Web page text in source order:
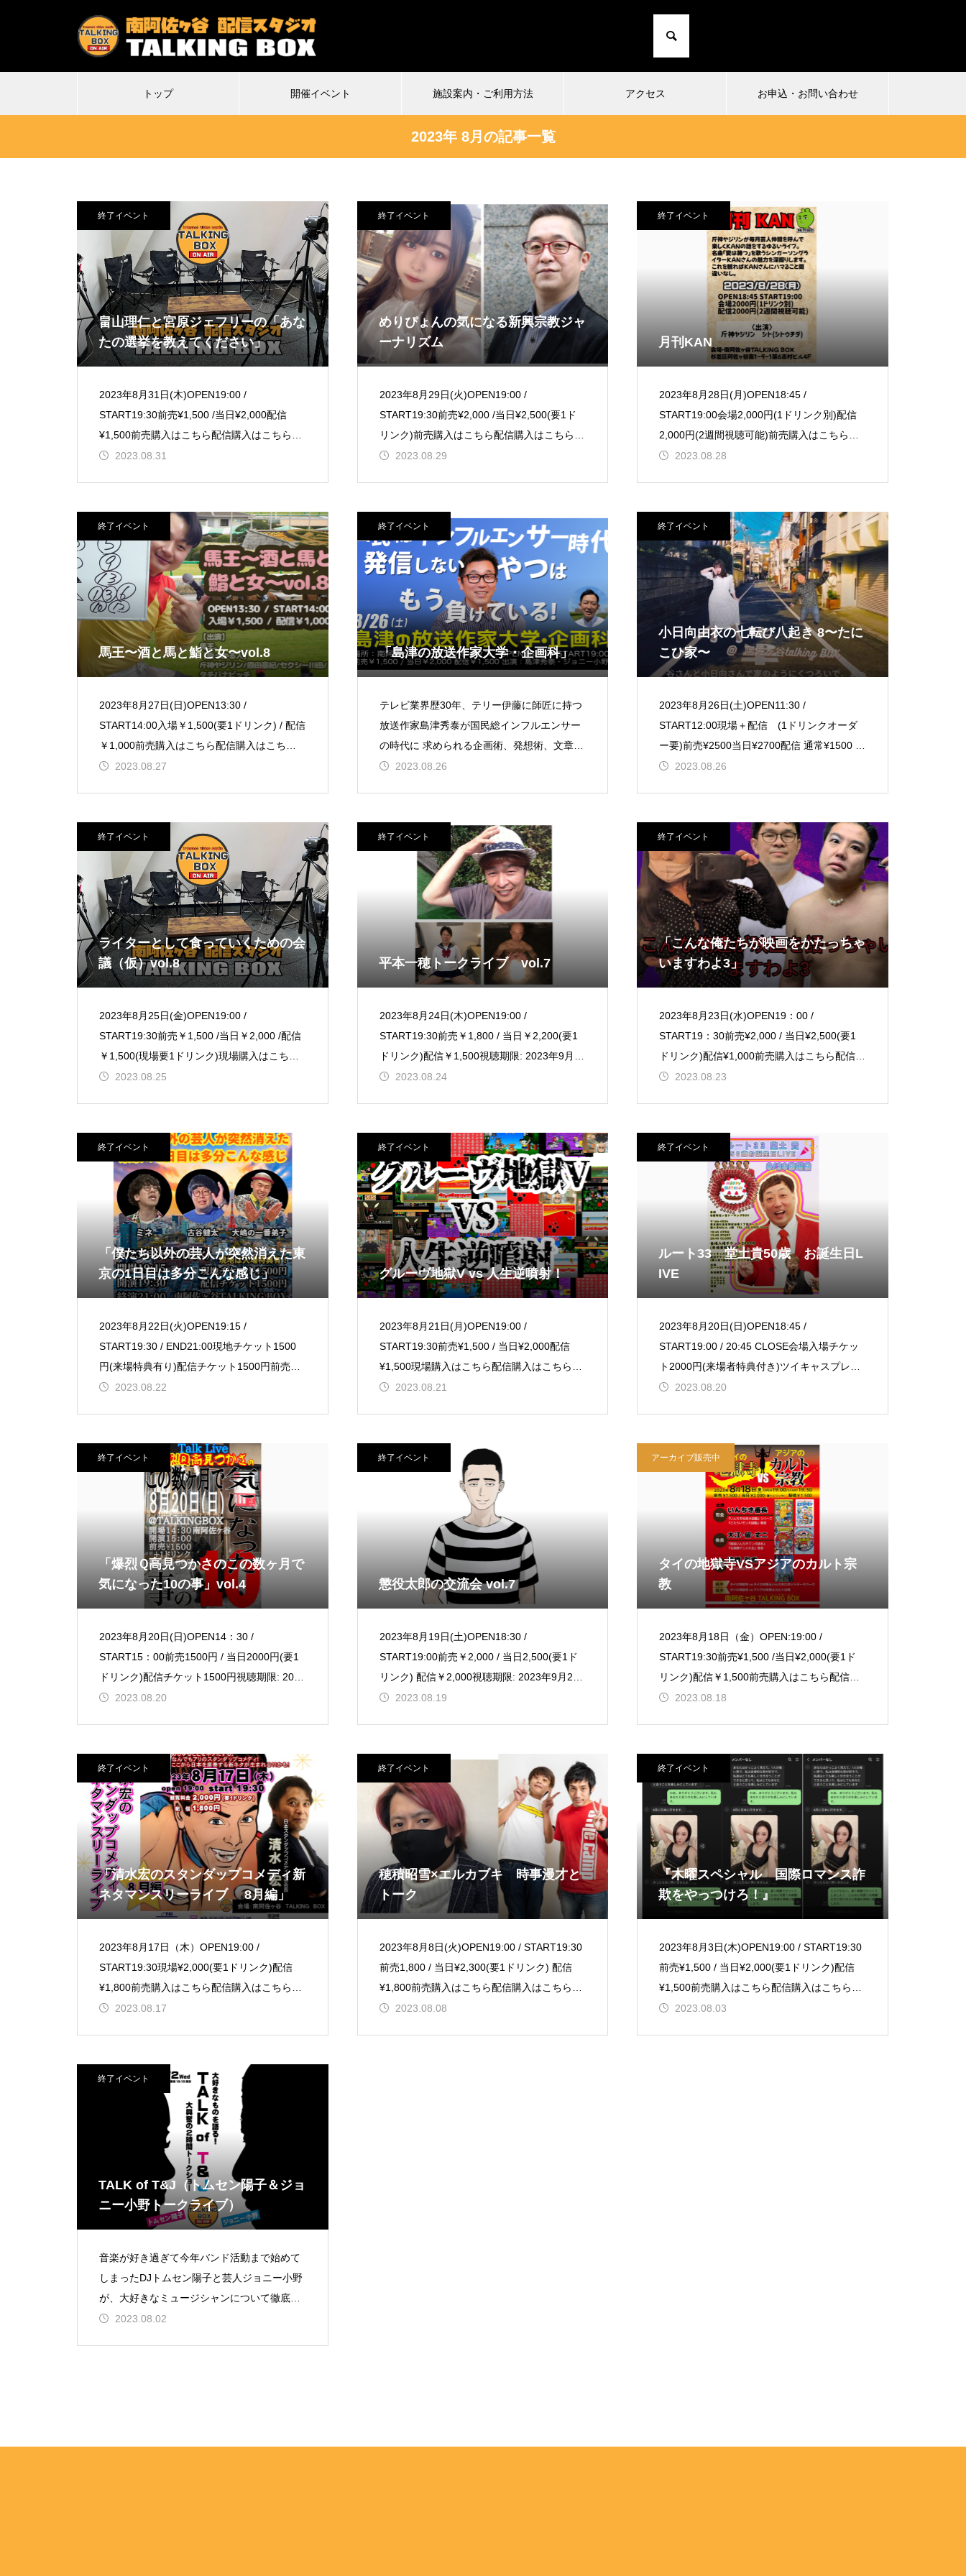
トップ 開催イベント 施設案内・ご利用方法 アクセス お申込・お問い合わせ
受付中
2026.07.04
不謹慎VS珍アニメ ヘンテコ対決
Δ(デルタ)6
2024.12.22
馬王〜酒と馬と鮨と女〜vol.21
2024.10.01
小日向由衣の七転び八起き 20〜た
にこひ家〜
2024.06.26
まったり勉強鉄
まもなく配信終了
2023年 8月の記事一覧
終了イベント
畠山理仁と宮原ジェフリーの「あな
たの選挙を教えてください」
2023年8月31日(木)OPEN19:00 /
START19:30前売¥1,500 /当日¥2,000配信
¥1,500前売購入はこちら配信購入はこちら
【出演】畠山理仁
2023.08.31
終了イベント
めりぴょんの気になる新興宗教ジャ
ーナリズム
2023年8月29日(火)OPEN19:00 /
START19:30前売¥2,000 /当日¥2,500(要1ド
リンク)前売購入はこちら配信購入はこちら
【出演】めりぴょ
2023.08.29
終了イベント
月刊KAN
2023年8月28日(月)OPEN18:45 /
START19:00会場2,000円(1ドリンク別)配信
2,000円(2週間視聴可能)前売購入はこちら配
信購入はこちら【出演】斤神ヤ
2023.08.28
終了イベント
馬王〜酒と馬と鮨と女〜vol.8
2023年8月27日(日)OPEN13:30 /
START14:00入場￥1,500(要1ドリンク) / 配信
￥1,000前売購入はこちら配信購入はこちら
【出演】馬王。【乗っかる人
2023.08.27
終了イベント
「島津の放送作家大学・企画科」
テレビ業界歴30年、テリー伊藤に師匠に持つ
放送作家島津秀泰が国民総インフルエンサー
の時代に 求められる企画術、発想術、文章術
を指南。 映像クリエイターを目指すものか
2023.08.26
終了イベント
小日向由衣の七転び八起き 8〜たに
こひ家〜
2023年8月26日(土)OPEN11:30 /
START12:00現場＋配信 (1ドリンクオーダ
ー要)前売¥2500当日¥2700配信 通常¥1500 /
応援¥2000応援配信はアフタートーク
2023.08.26
終了イベント
ライターとして食っていくための会
議（仮）vol.8
2023年8月25日(金)OPEN19:00 /
START19:30前売￥1,500 /当日￥2,000 /配信
￥1,500(現場要1ドリンク)現場購入はこちら
配信2023.08.25
終了イベント
平本一穂トークライブ vol.7
2023年8月24日(木)OPEN19:00 /
START19:30前売￥1,800 / 当日￥2,200(要1
ドリンク)配信￥1,500視聴期限: 2023年9月7
日(木) 23:59 まで
2023.08.24
終了イベント
「こんな俺たちが映画をかたっちゃ
いますわよ3」
2023年8月23日(水)OPEN19：00 /
START19：30前売¥2,000 / 当日¥2,500(要1
ドリンク)配信¥1,000前売購入はこちら配信購
入はこちら【出演】クラッシャ
2023.08.23
終了イベント
「僕たち以外の芸人が突然消えた東
京の1日目は多分こんな感じ」
2023年8月22日(火)OPEN19:15 /
START19:30 / END21:00現地チケット1500
円(来場特典有り)配信チケット1500円前売購
入はこちら配信購入はこちら
2023.08.22
終了イベント
グルーヴ地獄V vs 人生逆噴射！
2023年8月21日(月)OPEN19:00 /
START19:30前売¥1,500 / 当日¥2,000配信
¥1,500現場購入はこちら配信購入はこちら
【出演】人生逆噴射(Jua
2023.08.21
終了イベント
ルート33 堂土貴50歳 お誕生日L
IVE
2023年8月20日(日)OPEN18:45 /
START19:00 / 20:45 CLOSE会場入場チケッ
ト2000円(来場者特典付き)ツイキャスプレミ
アム配信チケット1200円(購入後1週間
2023.08.20
終了イベント
「爆烈Ｑ高見つかさのこの数ヶ月で
気になった10の事」vol.4
2023年8月20日(日)OPEN14：30 /
START15：00前売1500円 / 当日2000円(要1
ドリンク)配信チケット1500円視聴期限: 2023
年9月3日(日) 23:
2023.08.20
終了イベント
懲役太郎の交流会 vol.7
2023年8月19日(土)OPEN18:30 /
START19:00前売￥2,000 / 当日2,500(要1ド
リンク) 配信￥2,000視聴期限: 2023年9月2日
(土) 23:59 まで
2023.08.19
アーカイブ販売中
タイの地獄寺VSアジアのカルト宗
教
2023年8月18日（金）OPEN:19:00 /
START19:30前売¥1,500 /当日¥2,000(要1ド
リンク)配信￥1,500前売購入はこちら配信購
入はこちら
2023.08.18
終了イベント
「清水宏のスタンダップコメディ新
ネタマンスリーライブ 8月編」
2023年8月17日（木）OPEN19:00 /
START19:30現場¥2,000(要1ドリンク)配信
¥1,800前売購入はこちら配信購入はこちら
【出演】清水宏（日本
2023.08.17
終了イベント
穂積昭雪×エルカブキ 時事漫才と
トーク
2023年8月8日(火)OPEN19:00 / START19:30
前売1,800 / 当日¥2,300(要1ドリンク) 配信
¥1,800前売購入はこちら配信購入はこちら
【出演】穂積
2023.08.08
終了イベント
『木曜スペシャル 国際ロマンス詐
欺をやっつけろ！』
2023年8月3日(木)OPEN19:00 / START19:30
前売¥1,500 / 当日¥2,000(要1ドリンク)配信
¥1,500前売購入はこちら配信購入はこちら
『戦前不敬発
2023.08.03
終了イベント
TALK of T&J（トムセン陽子＆ジョ
ニー小野トークライブ）
音楽が好き過ぎて今年バンド活動まで始めて
しまったDJトムセン陽子と芸人ジョニー小野
が、大好きなミュージシャンについて徹底的
に語るトークライブ。好きな曲、好きなアル
2023.08.02